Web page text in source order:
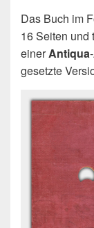
Das Buch im
16 Seiten und
einerAntiqua
gesetzte